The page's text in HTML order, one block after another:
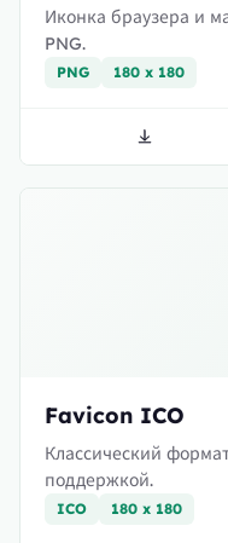
Иконка браузера и
PNG.
PNG 180 x 180
Favicon ICO
Классический
поддержкой.
ICO 180 x 180